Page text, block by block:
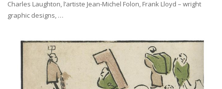
Charles Laughton, l’artiste Jean-Michel Folon, Frank Lloyd – wright
graphic designs, …